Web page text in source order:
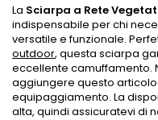
La Sciarpa a Rete
indispensabile per chi
versatile e funzionale.
outdoor, questa sciarpa
eccellente camuffamento.
aggiungere questo
equipaggiamento. La
alta, quindi assicuratevi di